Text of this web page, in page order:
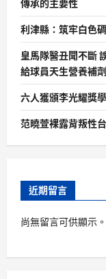
傳承的主要性
利津縣：筑牢白色
皇馬隊醫丑聞不斷
給球員天生營養補劑
六人獲頒李光耀獎
范曉萱裸露背叛性
近期留言
尚無留言可供顯示。